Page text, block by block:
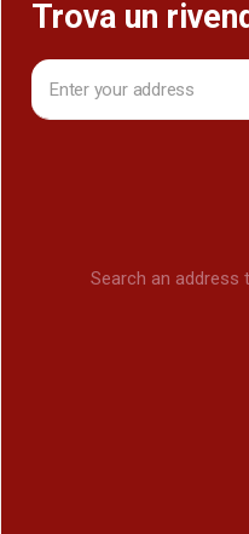
Trova un
Search an address